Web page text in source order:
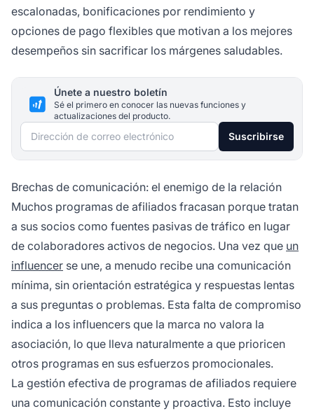
escalonadas, bonificaciones por rendimiento y
opciones de pago flexibles que motivan a los mejores
desempeños sin sacrificar los márgenes saludables.
Únete a nuestro boletín
Sé el primero en conocer las nuevas funciones y
actualizaciones del producto.
Dirección de correo electrónico Suscribirse
Brechas de comunicación: el enemigo de la relación
Muchos programas de afiliados fracasan porque tratan
a sus socios como fuentes pasivas de tráfico en lugar
de colaboradores activos de negocios. Una vez que un
influencer se une, a menudo recibe una comunicación
mínima, sin orientación estratégica y respuestas lentas
a sus preguntas o problemas. Esta falta de compromiso
indica a los influencers que la marca no valora la
asociación, lo que lleva naturalmente a que prioricen
otros programas en sus esfuerzos promocionales.
La gestión efectiva de programas de afiliados requiere
una comunicación constante y proactiva. Esto incluye